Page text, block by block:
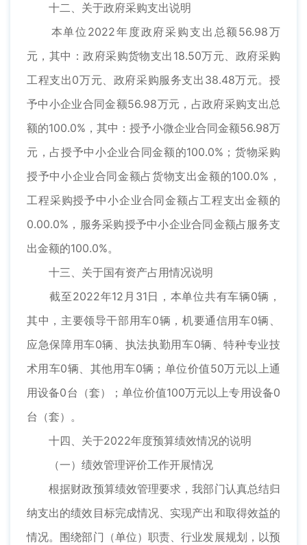
十二、关于政府采购支出说明
本单位2022年度政府采购支出总额56.98万
元，其中：政府采购货物支出18.50万元、政府采购
工程支出0万元、政府采购服务支出38.48万元。授
予中小企业合同金额56.98万元，占政府采购支出总
额的100.0%，其中：授予小微企业合同金额56.98万
元，占授予中小企业合同金额的100.0%；货物采购
授予中小企业合同金额占货物支出金额的100.0%，
工程采购授予中小企业合同金额占工程支出金额的
0.00.0%，服务采购授予中小企业合同金额占服务支
出金额的100.0%。
十三、关于国有资产占用情况说明
截至2022年12月31日，本单位共有车辆0辆，
其中，主要领导干部用车0辆，机要通信用车0辆、
应急保障用车0辆、执法执勤用车0辆、特种专业技
术用车0辆、其他用车0辆；单位价值50万元以上通
用设备0台（套）；单位价值100万元以上专用设备0
台（套）。
十四、关于2022年度预算绩效情况的说明
（一）绩效管理评价工作开展情况
根据财政预算绩效管理要求，我部门认真总结归
纳支出的绩效目标完成情况、实现产出和取得效益的
情况。围绕部门（单位）职责、行业发展规划，以预